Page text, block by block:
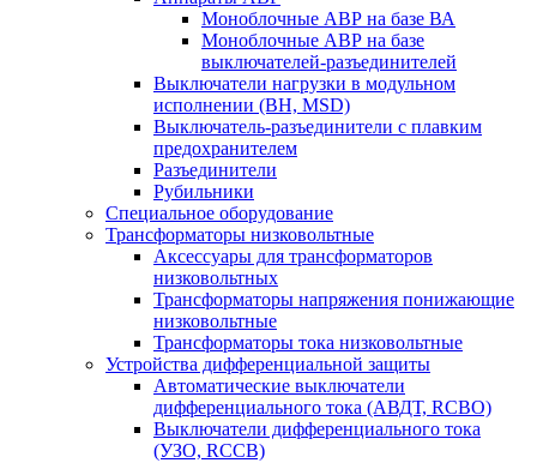
Моноблочные АВР на базе ВА
Моноблочные АВР на базе
выключателей-разъединителей
Выключатели нагрузки в модульном
исполнении (ВН, MSD)
Выключатель-разъединители с плавким
предохранителем
Разъединители
Рубильники
Специальное оборудование
Трансформаторы низковольтные
Аксессуары для трансформаторов
низковольтных
Трансформаторы напряжения понижающие
низковольтные
Трансформаторы тока низковольтные
Устройства дифференциальной защиты
Автоматические выключатели
дифференциального тока (АВДТ, RCBO)
Выключатели дифференциального тока
(УЗО, RCCB)